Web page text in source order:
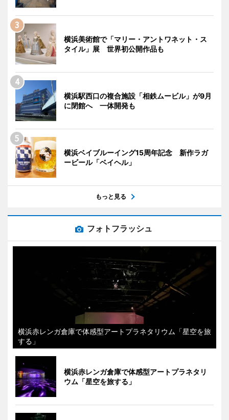
横浜美術館で「マリー・アントワネット・ス
タイル」展 世界初公開作品も
横浜駅西口の複合施設「相鉄ムービル」が9月
に閉館へ 一体開発も
横浜ベイブルーイング15周年記念 新作ラガ
ービール「ベイヘル」
もっと見る
フォトフラッシュ
横浜赤レンガ倉庫で体感型アートプラネタリウム「星空を旅
する」
横浜赤レンガ倉庫で体感型アートプラネタリ
ウム「星空を旅する」